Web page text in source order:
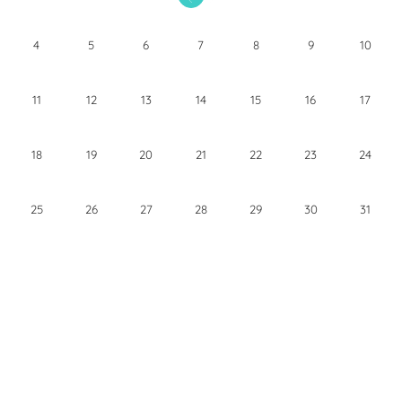
4 5 6 7 8 9 10
11 12 13 14 15 16 17
18 19 20 21 22 23 24
25 26 27 28 29 30 31